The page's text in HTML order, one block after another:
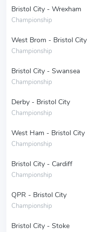
Bristol City - Wrexham
Championship
West Brom - Bristol City
Championship
Bristol City - Swansea
Championship
Derby - Bristol City
Championship
West Ham - Bristol City
Championship
Bristol City - Cardiff
Championship
QPR - Bristol City
Championship
Bristol City - Stoke